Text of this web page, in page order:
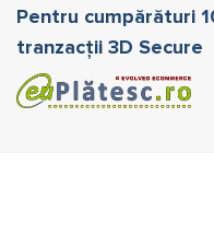
Pentru cumpărături
tranzacții 3D Secure